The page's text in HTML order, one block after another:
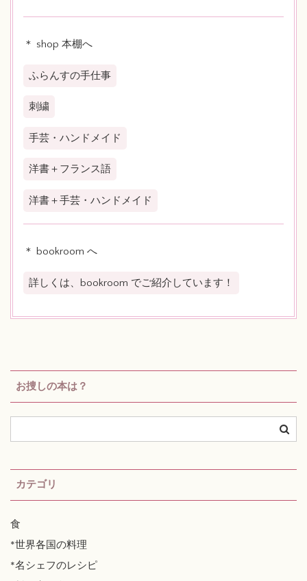
＊ shop 本棚へ
ふらんすの手仕事
刺繍
手芸・ハンドメイド
洋書＋フランス語
洋書＋手芸・ハンドメイド
＊ bookroom へ
詳しくは、bookroom でご紹介しています！
お捜しの本は？
カテゴリ
食
*世界各国の料理
*名シェフのレシピ